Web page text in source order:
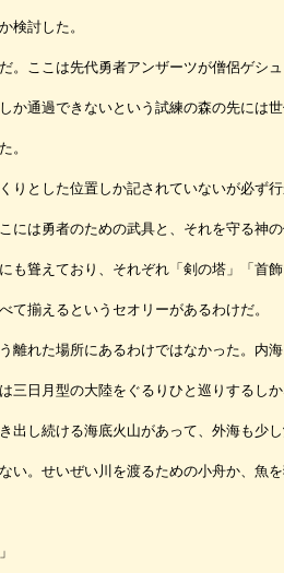
検討した。
。ここは先代勇者アンザーツが僧侶ゲシ
か通過できないという試練の森の先には
。
りとした位置しか記されていないが必ず
には勇者のための武具と、それを守る
も聳えており、それぞれ「剣の塔」「首
て揃えるというセオリーがあるわけだ。
離れた場所にあるわけではなかった。内
三日月型の大陸をぐるりひと巡りするし
出し続ける海底火山があって、外海も少
い。せいぜい川を渡るための小舟か、魚